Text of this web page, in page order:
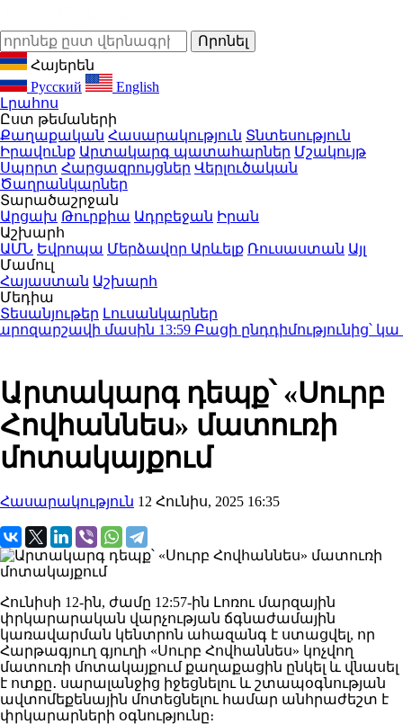
Հայերեն
Русский
English
Լրահոս
Ըստ թեմաների
Քաղաքական Հասարակություն Տնտեսություն
Իրավունք Արտակարգ պատահարներ Մշակույթ
Սպորտ Հարցազրույցներ Վերլուծական
Ծաղրանկարներ
Տարածաշրջան
Արցախ Թուրքիա Ադրբեջան Իրան
Աշխարհ
ԱՄՆ Եվրոպա Մերձավոր Արևելք Ռուսաստան Այլ
Մամուլ
Հայաստան Աշխարհ
Մեդիա
Տեսանյութեր Լուսանկարներ
մասին13:59Բացի ընդդիմությունից՝ կա մի
Արտակարգ դեպք՝ «Սուրբ
Հովհաննես» մատուռի
մոտակայքում
Հասարակություն 12 Հունիս, 2025 16:35
Հունիսի 12-ին, ժամը 12:57-ին Լոռու մարզային
փրկարարական վարչության ճգնաժամային
կառավարման կենտրոն ահազանգ է ստացվել, որ
Հարթագյուղ գյուղի «Սուրբ Հովհաննես» կոչվող
մատուռի մոտակայքում քաղաքացին ընկել և վնասել
է ոտքը․ սարալանջից իջեցնելու և շտապօգնության
ավտոմեքենային մոտեցնելու համար անհրաժեշտ է
փրկարարների օգնությունը։